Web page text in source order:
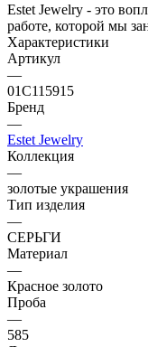
Estet Jewelry - это
работе, которой мы
Характеристики
Артикул
—
01С115915
Бренд
—
Estet Jewelry
Коллекция
—
золотые украшения
Тип изделия
—
СЕРЬГИ
Материал
—
Красное золото
Проба
—
585